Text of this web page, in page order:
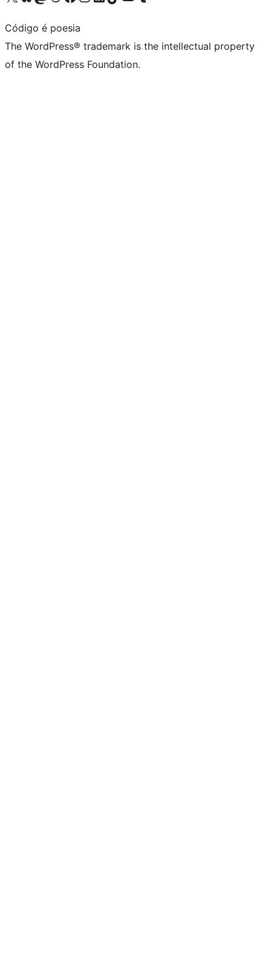
Código é poesia
The WordPress® trademark is the intellectual property
of the WordPress Foundation.